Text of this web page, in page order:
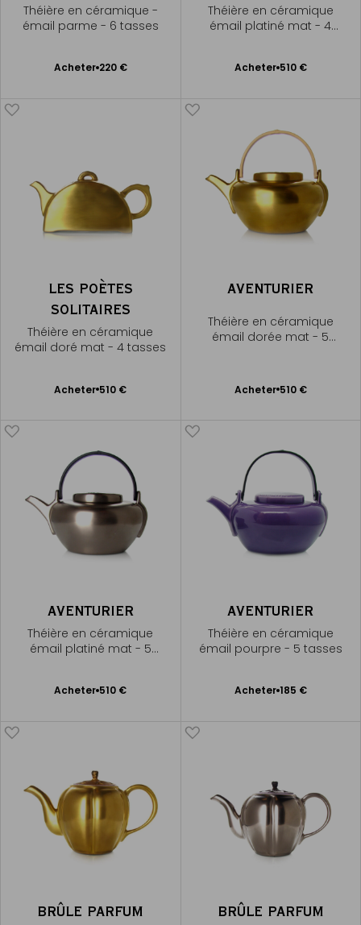
Théière en céramique -
émail parme - 6 tasses
Acheter 220 €
Ajouter
Théière en céramique
émail platiné mat - 4
Acheter 510 €
Ajouter
LES POÈTES
SOLITAIRES
Théière en céramique
émail doré mat - 4 tasses
Acheter 510 €
Ajouter
AVENTURIER
Théière en céramique
émail dorée mat - 5
Acheter 510 €
Ajouter
AVENTURIER
Théière en céramique
émail platiné mat - 5
Acheter 510 €
Ajouter
AVENTURIER
Théière en céramique
émail pourpre - 5 tasses
Acheter 185 €
Ajouter
BRÛLE PARFUM BRÛLE PARFUM